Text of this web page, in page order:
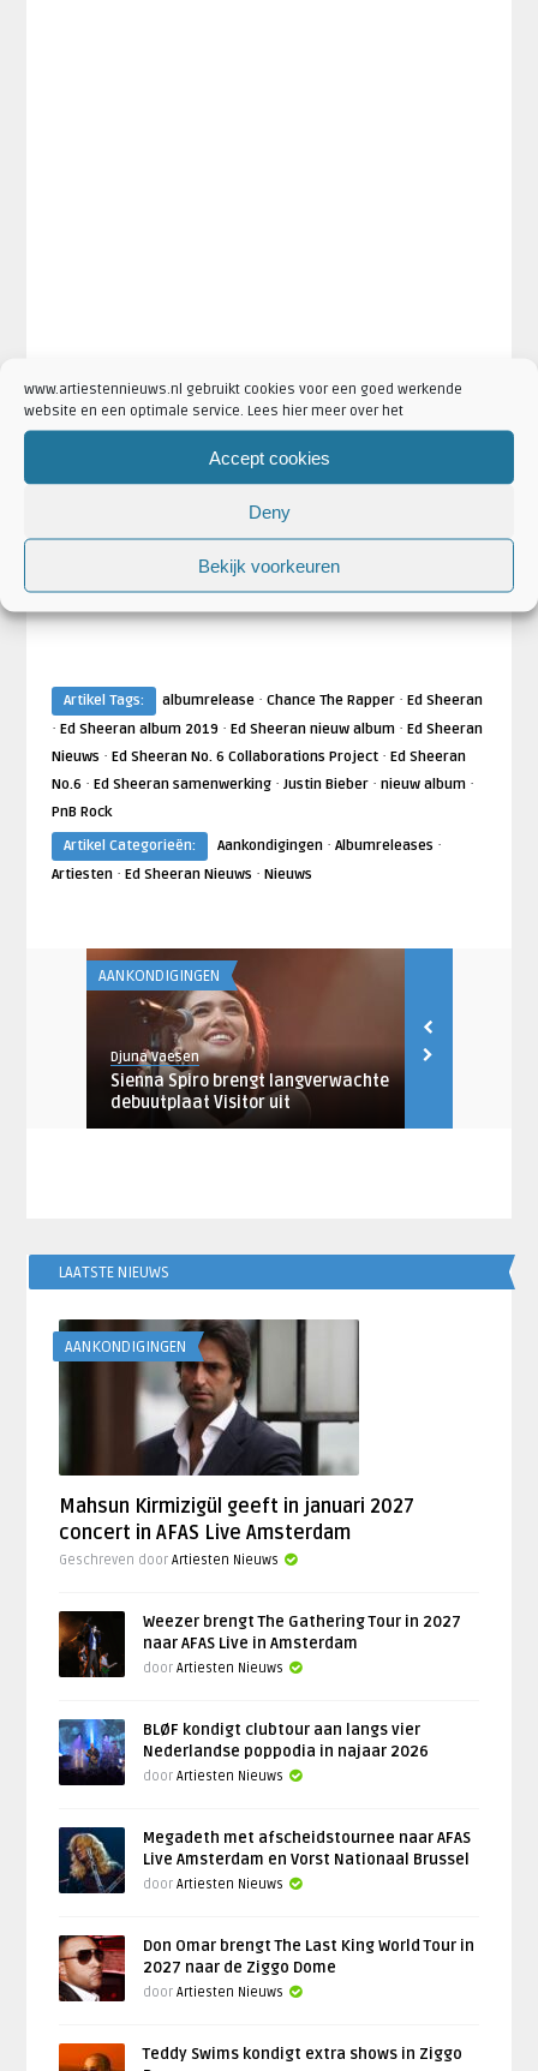
www.artiestennieuws.nl gebruikt cookies voor een goed werkende
website en een optimale service. Lees hier meer over het
Accept cookies
Deny
Bekijk voorkeuren
Artikel Tags: albumrelease· Chance The Rapper· Ed Sheeran
· Ed Sheeran album 2019 · Ed Sheeran nieuw album· Ed Sheeran
Nieuws · Ed Sheeran No. 6 Collaborations Project· Ed Sheeran
No.6 · Ed Sheeran samenwerking· Justin Bieber· nieuw album·
PnB Rock
Artikel Categorieën:
Aankondigingen· Albumreleases ·
Artiesten· Ed Sheeran Nieuws · Nieuws
AANKONDIGINGEN
Djuna Vaesen
Sienna Spiro brengt langverwachte
debuutplaat Visitor uit
LAATSTE NIEUWS
AANKONDIGINGEN
Mahsun Kirmizigül geeft in januari 2027
concert in AFAS Live Amsterdam
Geschreven doorArtiesten Nieuws
Weezer brengt The Gathering Tour in 2027
naar AFAS Live in Amsterdam
doorArtiesten Nieuws
BLØF kondigt clubtour aan langs vier
Nederlandse poppodia in najaar 2026
doorArtiesten Nieuws
Megadeth met afscheidstournee naar AFAS
Live Amsterdam en Vorst Nationaal Brussel
doorArtiesten Nieuws
Don Omar brengt The Last King World Tour in
2027 naar de Ziggo Dome
doorArtiesten Nieuws
Teddy Swims kondigt extra shows in Ziggo